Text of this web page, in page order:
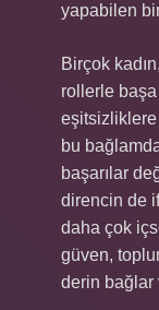
yapabilen
Birçok
rollerle başa
eşitsizliklere
bu
başarılar
direncin de
daha çok
güven,
derin bağlar